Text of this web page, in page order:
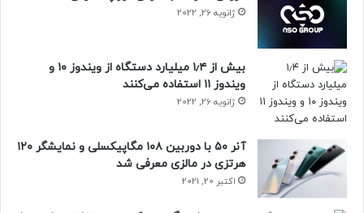
مقاله‌های مرتبط
آیکون‌های سفارشی ارائه کرده است. کاربران می‌توانند از طریق
رمزارز TON، ستاره‌های تلگرام (Telegram Stars) را خریداری کنند و
با خرج‌کردن آن‌ها، برای یکدیگر هدیه بفرستند.
ژانویه 26, 2022
بیش از ۱٫۴ میلیارد دستگاه از ویندوز ۱۰ و
ویندوز ۱۱ استفاده می‌کنند
ژانویه 26, 2022
آنر ۵۰ با دوربین ۱۰۸ مگاپیکسلی و نمایشگر ۱۲۰
هرتزی در مالزی معرفی شد
اکتبر 20, 2021